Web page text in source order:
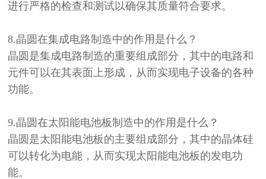
进行严格的检查和测试以确保其质量符合要求。
8.晶圆在集成电路制造中的作用是什么？
晶圆是集成电路制造的重要组成部分，其中的电路和
元件可以在其表面上形成，从而实现电子设备的各种
功能。
9.晶圆在太阳能电池板制造中的作用是什么？
晶圆是太阳能电池板的主要组成部分，其中的晶体硅
可以转化为电能，从而实现太阳能电池板的发电功
能。